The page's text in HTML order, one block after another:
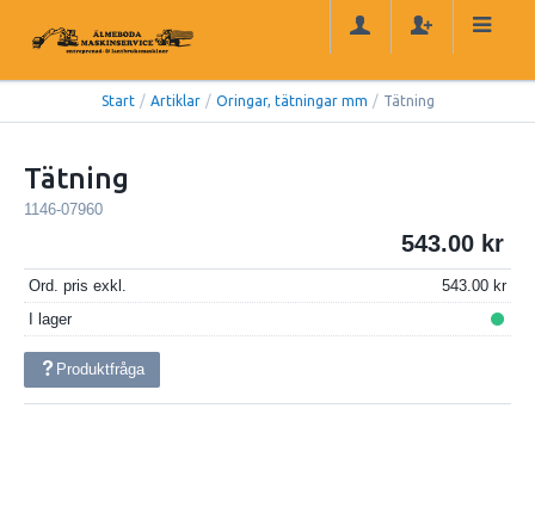
Start / Artiklar / Oringar, tätningar mm / Tätning
Tätning
1146-07960
543.00
Ord. pris exkl.
543.00
I lager
Produktfråga